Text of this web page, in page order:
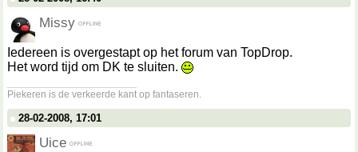
Missy
Iedereen is overgestapt op het forum van TopDrop.
Het word tijd om DK te sluiten.
Piekeren is de verkeerde kant op fantaseren.
28-02-2008, 17:01
Uice